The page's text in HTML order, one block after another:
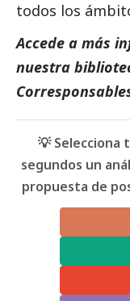
todos los
Accede a más
nuestra
💡
segundos un
propuesta de